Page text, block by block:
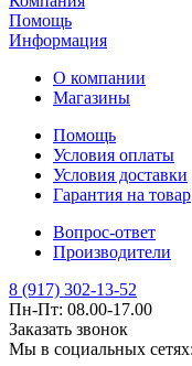
Помощь
Информация
О компании
Магазины
Помощь
Условия оплаты
Условия доставки
Гарантия на товар
Вопрос-ответ
Производители
8 (917) 302-13-52
Пн-Пт: 08.00-17.00
Заказать звонок
Мы в социальных сетях: